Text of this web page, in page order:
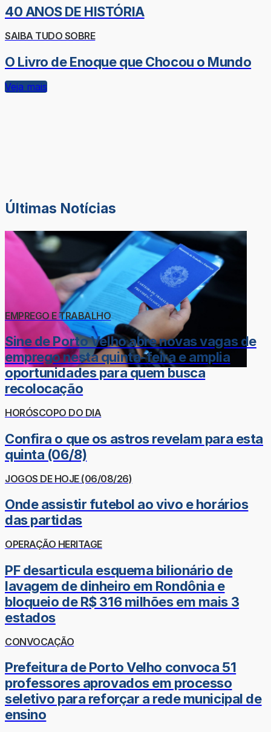
40 ANOS DE HISTÓRIA
SAIBA TUDO SOBRE
O Livro de Enoque que Chocou o Mundo
Veja mais
Últimas Notícias
EMPREGO E TRABALHO
Sine de Porto Velho abre novas vagas de
emprego nesta quinta-feira e amplia
oportunidades para quem busca
recolocação
HORÓSCOPO DO DIA
Confira o que os astros revelam para esta
quinta (06/8)
JOGOS DE HOJE (06/08/26)
Onde assistir futebol ao vivo e horários
das partidas
OPERAÇÃO HERITAGE
PF desarticula esquema bilionário de
lavagem de dinheiro em Rondônia e
bloqueio de R$ 316 milhões em mais 3
estados
CONVOCAÇÃO
Prefeitura de Porto Velho convoca 51
professores aprovados em processo
seletivo para reforçar a rede municipal de
ensino